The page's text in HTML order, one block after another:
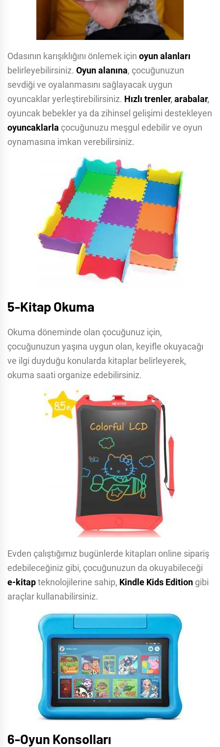
Odasının karışıklığını önlemek için oyun alanları
belirleyebilirsiniz. Oyun alanına, çocuğunuzun
sevdiği ve oyalanmasını sağlayacak uygun
oyuncaklar yerleştirebilirsiniz. Hızlı trenler,arabalar,
oyuncak bebekler ya da zihinsel gelişimi destekleyen
oyuncaklarla çocuğunuzu meşgul edebilir ve oyun
oynamasına imkan verebilirsiniz.
5-Kitap Okuma
Okuma döneminde olan çocuğunuz için,
çocuğunuzun yaşına uygun olan, keyifle okuyacağı
ve ilgi duyduğu konularda kitaplar belirleyerek,
okuma saati organize edebilirsiniz.
Evden çalıştığımız bugünlerde kitapları online sipariş
edebileceğiniz gibi, çocuğunuzun da okuyabileceği
e-kitapteknolojilerine sahip, Kindle Kids Edition gibi
araçlar kullanabilirsiniz.
6-Oyun Konsolları